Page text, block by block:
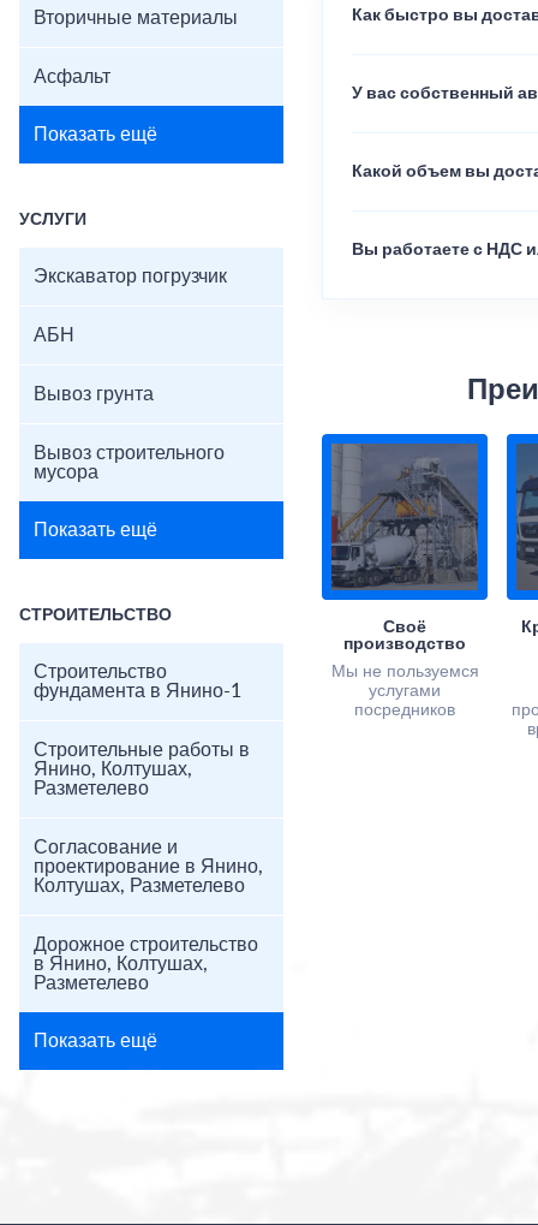
Вторичные материалы
Асфальт
Показать ещё
УСЛУГИ
Экскаватор погрузчик
АБН
Вывоз грунта
Вывоз строительного
мусора
Показать ещё
СТРОИТЕЛЬСТВО
Строительство
фундамента в Янино-1
Строительные работы в
Янино, Колтушах,
Разметелево
Согласование и
проектирование в Янино,
Колтушах, Разметелево
Дорожное строительство
в Янино, Колтушах,
Разметелево
Показать ещё
Как быстро вы
У вас собственный
Какой объем вы
Вы работаете с НДС
Своё
производство
Мы не пользуемся
услугами
посредников